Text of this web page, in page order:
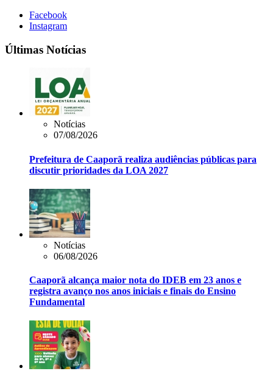
Facebook
Instagram
Últimas Notícias
Notícias
07/08/2026
Prefeitura de Caaporã realiza audiências públicas para
discutir prioridades da LOA 2027
Notícias
06/08/2026
Caaporã alcança maior nota do IDEB em 23 anos e
registra avanço nos anos iniciais e finais do Ensino
Fundamental